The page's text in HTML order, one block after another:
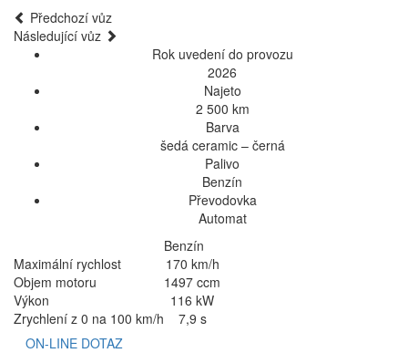
Předchozí vůz
Následující vůz
Rok uvedení do provozu
2026
Najeto
2 500 km
Barva
šedá ceramic – černá
Palivo
Benzín
Převodovka
Automat
Benzín
Maximální rychlost
170 km/h
Objem motoru
1497 ccm
Výkon
116 kW
Zrychlení z 0 na 100 km/h
7,9 s
ON-LINE DOTAZ